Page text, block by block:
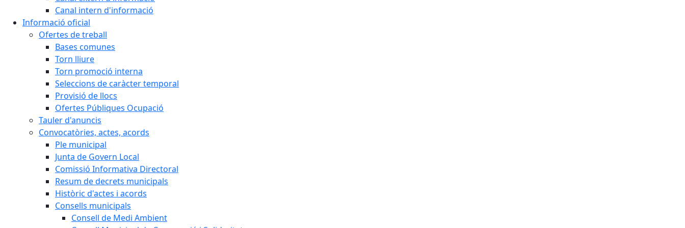
Canal intern d'informació
Informació oficial
Ofertes de treball
Bases comunes
Torn lliure
Torn promoció interna
Seleccions de caràcter temporal
Provisió de llocs
Ofertes Públiques Ocupació
Tauler d'anuncis
Convocatòries, actes, acords
Ple municipal
Junta de Govern Local
Comissió Informativa Directoral
Resum de decrets municipals
Històric d'actes i acords
Consells municipals
Consell de Medi Ambient